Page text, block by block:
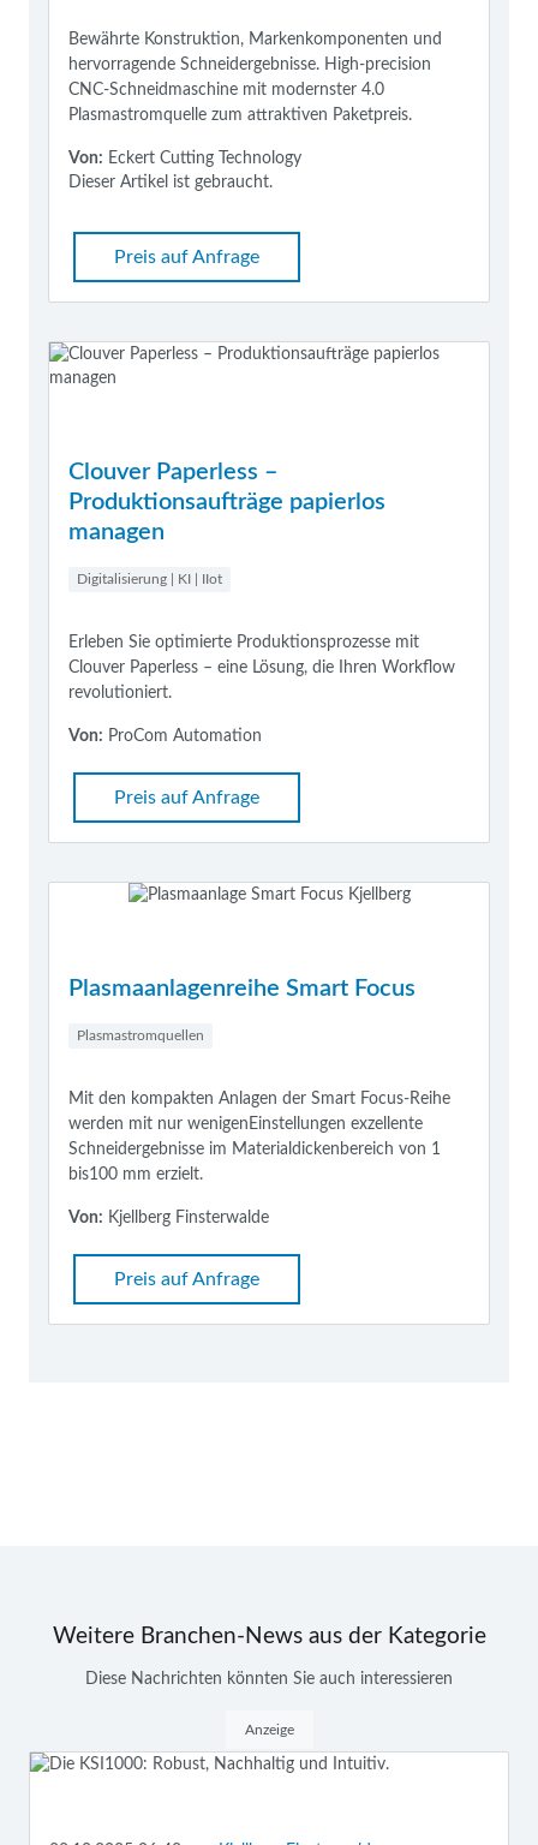
Bewährte Konstruktion, Markenkomponenten und
hervorragende Schneidergebnisse. High-precision
CNC-Schneidmaschine mit modernster 4.0
Plasmastromquelle zum attraktiven Paketpreis.
Von: Eckert Cutting Technology
Dieser Artikel ist gebraucht.
Preis auf Anfrage
Clouver Paperless –
Produktionsaufträge papierlos
managen
Digitalisierung | KI | IIot
Erleben Sie optimierte Produktionsprozesse mit
Clouver Paperless – eine Lösung, die Ihren Workflow
revolutioniert.
Von: ProCom Automation
Preis auf Anfrage
Plasmaanlagenreihe Smart Focus
Plasmastromquellen
Mit den kompakten Anlagen der Smart Focus-Reihe
werden mit nur wenigenEinstellungen exzellente
Schneidergebnisse im Materialdickenbereich von 1
bis100 mm erzielt.
Von: Kjellberg Finsterwalde
Preis auf Anfrage
Weitere Branchen-News aus der Kategorie
Diese Nachrichten könnten Sie auch interessieren
Anzeige